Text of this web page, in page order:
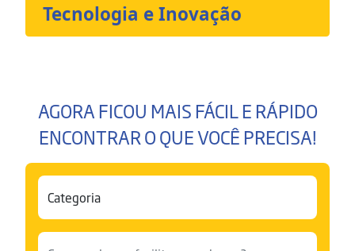
Tecnologia e Inovação
AGORA FICOU MAIS FÁCIL E RÁPIDO
ENCONTRAR O QUE VOCÊ PRECISA!